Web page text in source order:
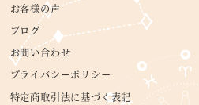
お客様の声
ブログ
お問い合わせ
プライバシーポリシー
特定商取引法に基づく表記